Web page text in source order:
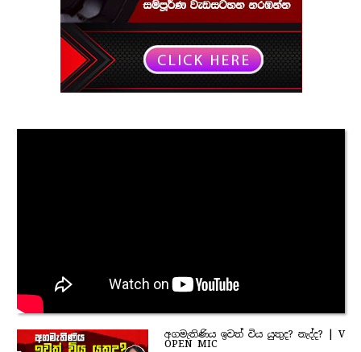
අගමැතිණිය ඉවත් විය යුතුද? නැද්ද? | V
OPEN MIC